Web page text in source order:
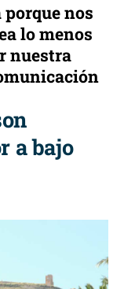
nos
lo menos
nuestra
a bajo